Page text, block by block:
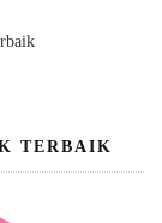
TERBAIK